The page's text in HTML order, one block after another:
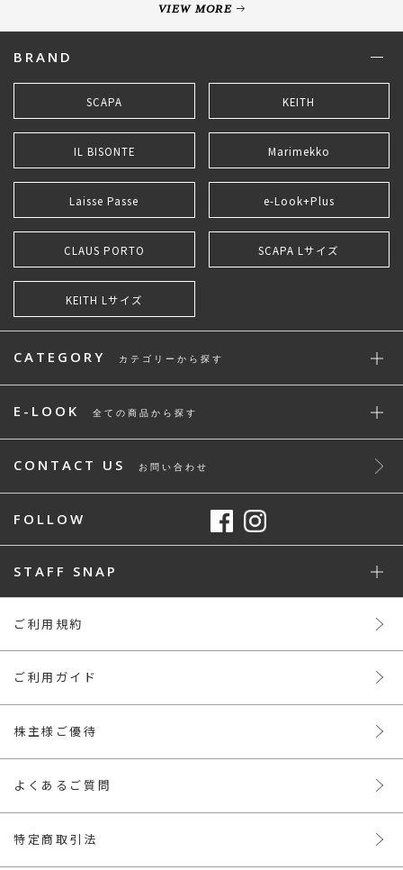
VIEW MORE
BRAND
SCAPA KEITH
IL BISONTE Marimekko
Laisse Passe e-Look+Plus
CLAUS PORTO SCAPA Lサイズ
KEITH Lサイズ
CATEGORY カテゴリーから探す
E-LOOK 全ての商品から探す
CONTACT US お問い合わせ
FOLLOW
STAFF SNAP
ご利用規約
ご利用ガイド
株主様ご優待
よくあるご質問
特定商取引法